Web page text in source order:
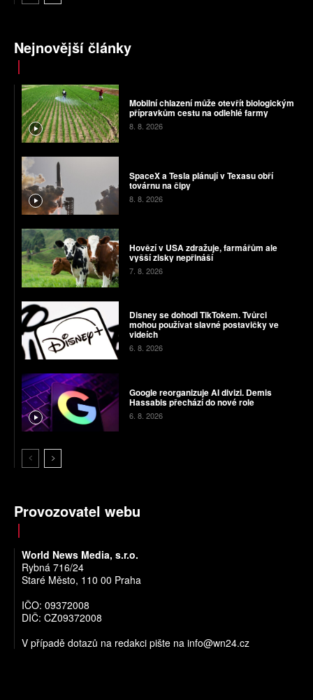
Nejnovější články
Mobilní chlazení může otevřít biologickým
přípravkům cestu na odlehlé farmy
8. 8. 2026
SpaceX a Tesla plánují v Texasu obří
továrnu na čipy
8. 8. 2026
Hovězí v USA zdražuje, farmářům ale
vyšší zisky nepřináší
7. 8. 2026
Disney se dohodl TikTokem. Tvůrci
mohou používat slavné postavičky ve
videích
6. 8. 2026
Google reorganizuje AI divizi. Demis
Hassabis přechází do nové role
6. 8. 2026
Provozovatel webu
World News Media, s.r.o.
Rybná 716/24
Staré Město, 110 00 Praha
IČO: 09372008
DIČ: CZ09372008
V případě dotazů na redakci pište na info@wn24.cz